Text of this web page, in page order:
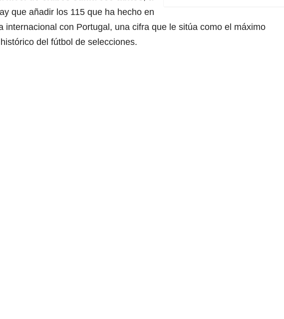
que añadir los 115 que ha hecho en
internacional con Portugal, una cifra que le sitúa como el máximo
del fútbol de selecciones.